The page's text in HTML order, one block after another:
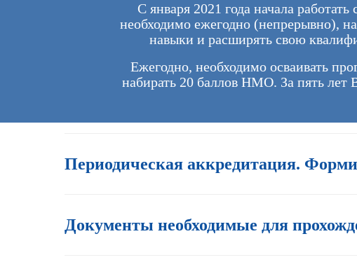
С января 2021 года начала
необходимо ежегодно (непрерывно),
навыки и расширять свою
Ежегодно, необходимо осваивать
набирать 20 баллов НМО. За пять лет
Периодическая аккредитация.
Документы необходимые для